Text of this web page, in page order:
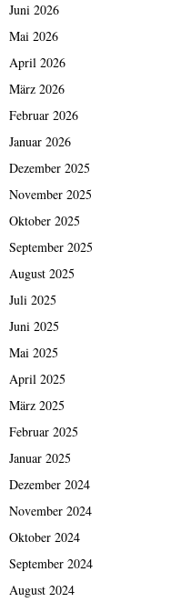
Juni 2026
Mai 2026
April 2026
März 2026
Februar 2026
Januar 2026
Dezember 2025
November 2025
Oktober 2025
September 2025
August 2025
Juli 2025
Juni 2025
Mai 2025
April 2025
März 2025
Februar 2025
Januar 2025
Dezember 2024
November 2024
Oktober 2024
September 2024
August 2024